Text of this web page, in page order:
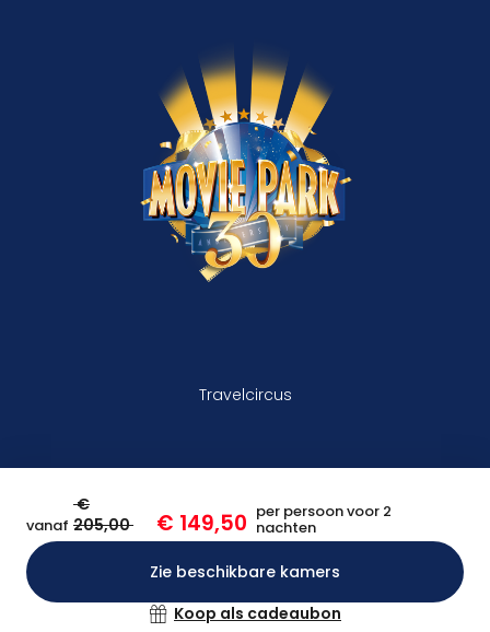
Bevestigen
vanaf
€
205,00
€ 149,50 per persoon voor 2
nachten
Zie beschikbare kamers
Koop als cadeaubon
Travelcircus